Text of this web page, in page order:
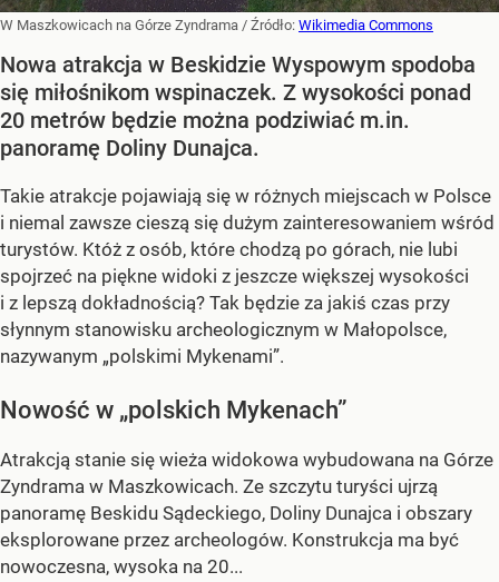
W Maszkowicach na Górze Zyndrama / Źródło: Wikimedia Commons
Nowa atrakcja w Beskidzie Wyspowym spodoba
się miłośnikom wspinaczek. Z wysokości ponad
20 metrów będzie można podziwiać m.in.
panoramę Doliny Dunajca.
Takie atrakcje pojawiają się w różnych miejscach w Polsce
i niemal zawsze cieszą się dużym zainteresowaniem wśród
turystów. Któż z osób, które chodzą po górach, nie lubi
spojrzeć na piękne widoki z jeszcze większej wysokości
i z lepszą dokładnością? Tak będzie za jakiś czas przy
słynnym stanowisku archeologicznym w Małopolsce,
nazywanym „polskimi Mykenami”.
Nowość w „polskich Mykenach”
Atrakcją stanie się wieża widokowa wybudowana na Górze
Zyndrama w Maszkowicach. Ze szczytu turyści ujrzą
panoramę Beskidu Sądeckiego, Doliny Dunajca i obszary
eksplorowane przez archeologów. Konstrukcja ma być
nowoczesna, wysoka na 20...